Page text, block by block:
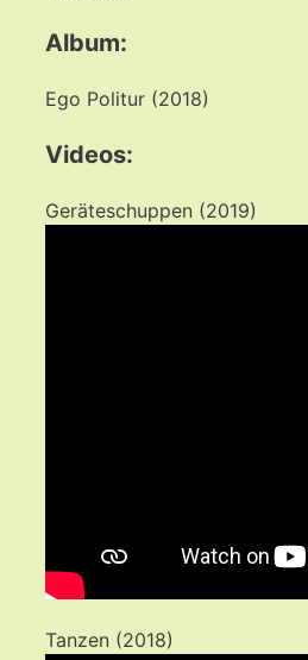
Album:
Ego Politur (2018)
Videos:
Geräteschuppen (2019)
Tanzen (2018)